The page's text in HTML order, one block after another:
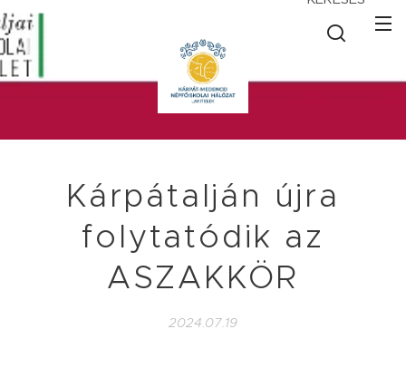
Kárpátalján újra
folytatódik az
ASZAKKÖR
2024.07.19